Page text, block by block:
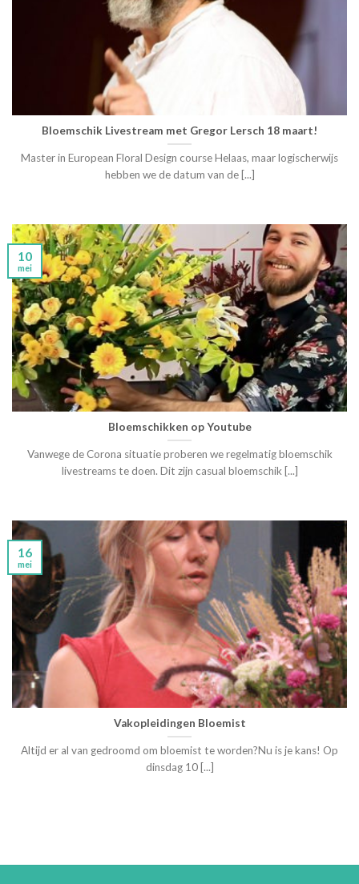
Bloemschik Livestream met Gregor Lersch 18 maart!
Master in European Floral Design course Helaas, maar logischerwijs
hebben we de datum van de [...]
Bloemschikken op Youtube
Vanwege de Corona situatie proberen we regelmatig bloemschik
livestreams te doen. Dit zijn casual bloemschik [...]
10
mei
Vakopleidingen Bloemist
Altijd er al van gedroomd om bloemist te worden?Nu is je kans! Op
dinsdag 10 [...]
16
mei